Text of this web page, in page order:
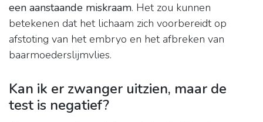
een aanstaande miskraam. Het zou kunnen
betekenen dat het lichaam zich voorbereidt op
afstoting van het embryo en het afbreken van
baarmoederslijmvlies.
Kan ik er zwanger uitzien, maar de
test is negatief?